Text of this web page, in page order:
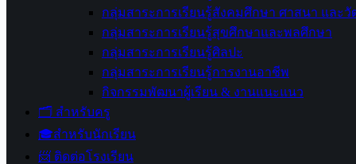
กลุ่มสาระการเรียนรู้สังคมศึกษา ศาสนา และ
กลุ่มสาระการเรียนรู้สุขศึกษาและพลศึกษา
กลุ่มสาระการเรียนรู้ศิลปะ
กลุ่มสาระการเรียนรู้การงานอาชีพ
กิจกรรมพัฒนาผู้เรียน & งานแนะแนว
🗂️ สำหรับครู
🎓สำหรับนักเรียน
📨 ติดต่อโรงเรียน